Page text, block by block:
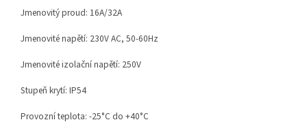
Jmenovitý proud: 16A/32A
Jmenovité napětí: 230V AC, 50-60Hz
Jmenovité izolační napětí: 250V
Stupeň krytí: IP54
Provozní teplota: -25°C do +40°C